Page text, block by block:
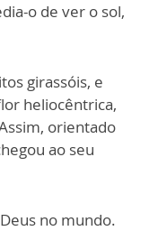
o de ver o sol,
girassóis, e
heliocêntrica,
orientado
ao seu
no mundo.